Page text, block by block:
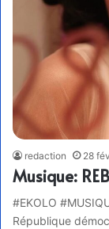
redaction 28
Musique:
#EKOLO
République